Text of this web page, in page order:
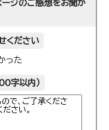
ージのご感想をお聞か
ください
った
字以内）